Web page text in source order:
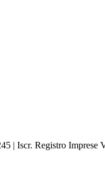
| Iscr. Registro